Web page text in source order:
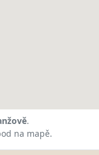
.
na mapě.